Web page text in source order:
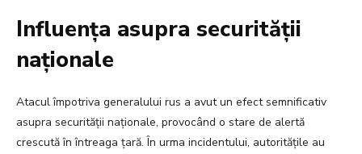
Influența asupra securității
naționale
Atacul împotriva generalului rus a avut un efect semnificativ
asupra securității naționale, provocând o stare de alertă
crescută în întreaga țară. În urma incidentului, autoritățile au